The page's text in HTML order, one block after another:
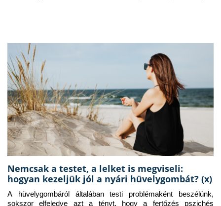
Nemcsak a testet, a lelket is megviseli:
hogyan kezeljük jól a nyári hüvelygombát? (x)
A hüvelygombáról általában testi problémaként beszélünk,
sokszor elfeledve azt a tényt, hogy a fertőzés pszichés